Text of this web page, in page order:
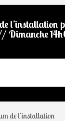
l’installation
Dimanche
de l'installation